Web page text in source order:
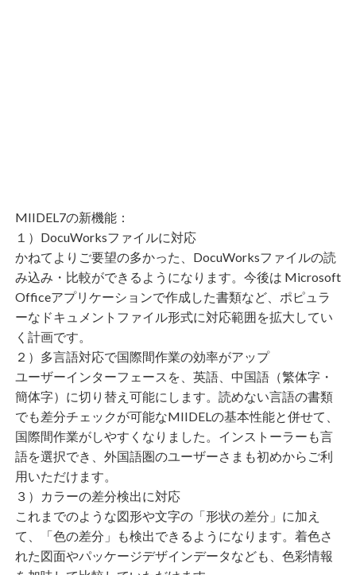
MIIDEL7の新機能：
１）DocuWorksファイルに対応
かねてよりご要望の多かった、DocuWorksファイルの読
み込み・比較ができるようになります。今後は Microsoft
Officeアプリケーションで作成した書類など、ポピュラ
ーなドキュメントファイル形式に対応範囲を拡大してい
く計画です。
２）多言語対応で国際間作業の効率がアップ
ユーザーインターフェースを、英語、中国語（繁体字・
簡体字）に切り替え可能にします。読めない言語の書類
でも差分チェックが可能なMIIDELの基本性能と併せて、
国際間作業がしやすくなりました。インストーラーも言
語を選択でき、外国語圏のユーザーさまも初めからご利
用いただけます。
３）カラーの差分検出に対応
これまでのような図形や文字の「形状の差分」に加え
て、「色の差分」も検出できるようになります。着色さ
れた図面やパッケージデザインデータなども、色彩情報